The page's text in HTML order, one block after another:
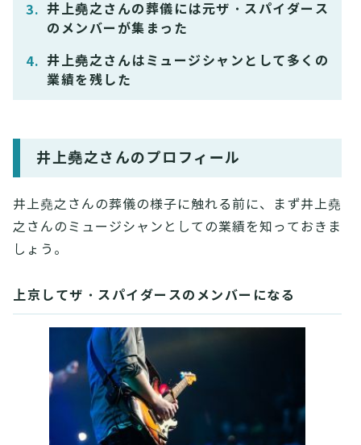
井上堯之さんの葬儀には元ザ・スパイダース
のメンバーが集まった
井上堯之さんはミュージシャンとして多くの
業績を残した
井上堯之さんのプロフィール
井上堯之さんの葬儀の様子に触れる前に、まず井上堯
之さんのミュージシャンとしての業績を知っておきま
しょう。
上京してザ・スパイダースのメンバーになる